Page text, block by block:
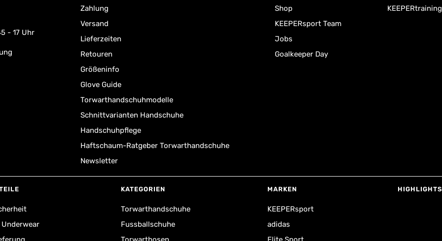
- 17 Uhr
Zahlung
Versand
Lieferzeiten
Retouren
Größeninfo
Glove Guide
Torwarthandschuhmodelle
Schnittvarianten Handschuhe
Handschuhpflege
Haftschaum-Ratgeber Torwarthandschuhe
Newsletter
Shop
KEEPERsport Team
Jobs
Goalkeeper Day
KEEPERtraining
Underwear
KATEGORIEN
Torwarthandschuhe
Fussballschuhe
MARKEN
KEEPERsport
adidas
HIGHLIGHTS